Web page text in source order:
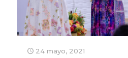
24 mayo, 2021